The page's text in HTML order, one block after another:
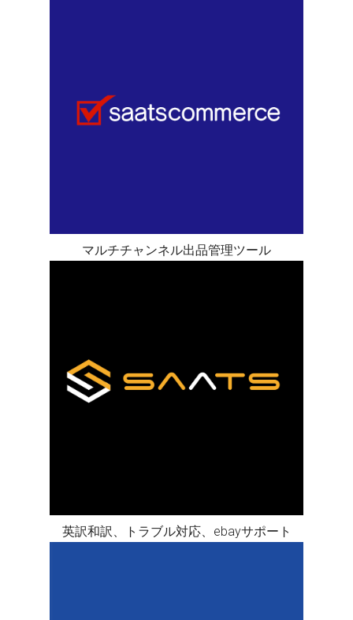
マルチチャンネル出品管理ツール
英訳和訳、トラブル対応、ebayサポート